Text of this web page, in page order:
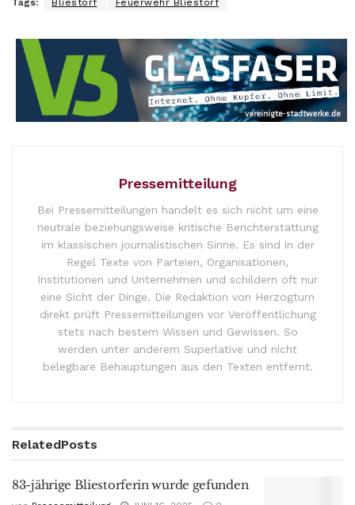
Tags: Bliestorf Feuerwehr Bliestorf
Pressemitteilung
Bei Pressemitteilungen handelt es sich nicht um eine
neutrale beziehungsweise kritische Berichterstattung
im klassischen journalistischen Sinne. Es sind in der
Regel Texte von Parteien, Organisationen,
Institutionen und Unternehmen und schildern oft nur
eine Sicht der Dinge. Die Redaktion von Herzogtum
direkt prüft Pressemitteilungen vor Veröffentlichung
stets nach bestem Wissen und Gewissen. So
werden unter anderem Superlative und nicht
belegbare Behauptungen aus den Texten entfernt.
RelatedPosts
83-jährige Bliestorferin wurde gefunden